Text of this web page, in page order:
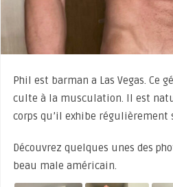
Phil est barman a Las Vegas. Ce
culte à la musculation. Il est
corps qu’il exhibe régulièrement
Découvrez quelques unes des
beau male américain.